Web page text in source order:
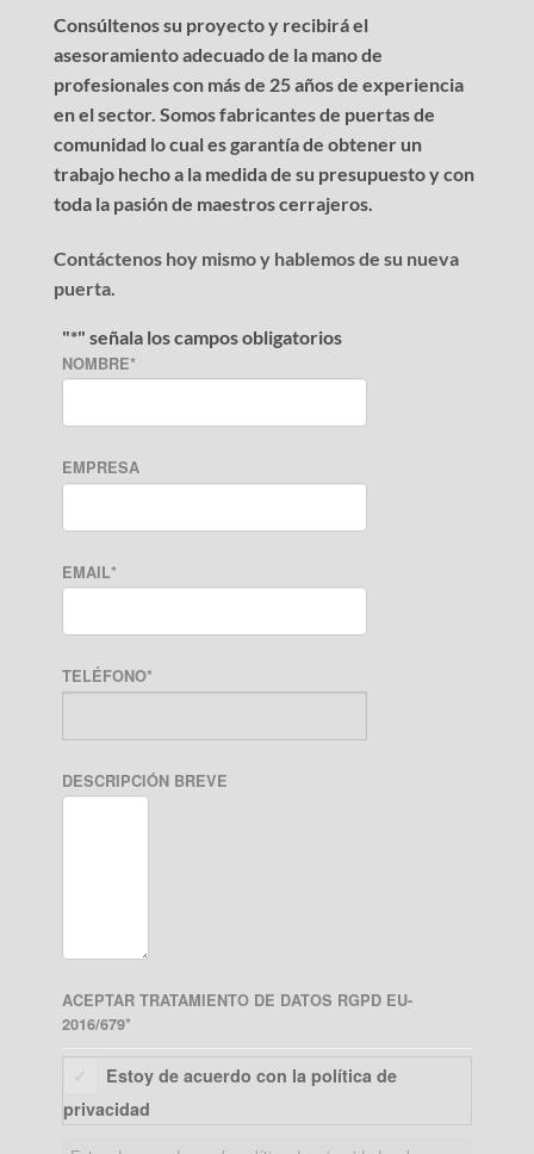
Consúltenos su proyecto y recibirá el
asesoramiento adecuado de la mano de
profesionales con más de 25 años de experiencia
en el sector. Somos fabricantes de puertas de
comunidad lo cual es garantía de obtener un
trabajo hecho a la medida de su presupuesto y con
toda la pasión de maestros cerrajeros.
Contáctenos hoy mismo y hablemos de su nueva
puerta.
"*" señala los campos obligatorios
NOMBRE*
EMPRESA
EMAIL*
TELÉFONO*
DESCRIPCIÓN BREVE
ACEPTAR TRATAMIENTO DE DATOS RGPD EU-
2016/679*
Estoy de acuerdo con la política de
privacidad